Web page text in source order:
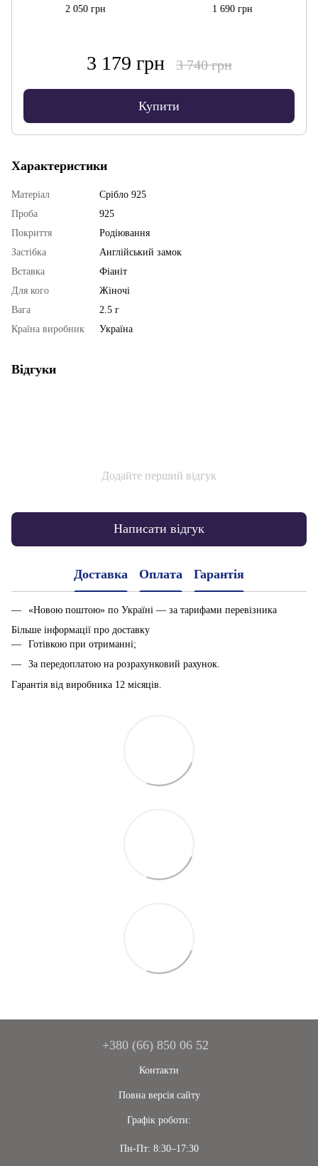
2 050 грн
1 690 грн
3 179 грн 3 740 грн
Купити
Характеристики
Матеріал
Срібло 925
Проба
925
Покриття
Родіювання
Застібка
Англійський замок
Вставка
Фіаніт
Для кого
Жіночі
Вага
2.5 г
Країна виробник
Україна
Відгуки
Додайте перший відгук
Написати відгук
Доставка Оплата Гарантія
«Новою поштою» по Україні — за тарифами перевізника
Більше інформації про доставку
Готівкою при отриманні;
За передоплатою на розрахунковий рахунок.
Гарантія від виробника 12 місяців.
+380 (66) 850 06 52
Контакти
Повна версія сайту
Графік роботи:
Пн-Пт: 8:30–17:30